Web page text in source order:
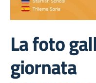
La foto
giornata